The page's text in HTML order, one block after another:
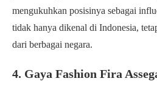
mengukuhkan posisinya sebagai
tidak hanya dikenal di Indonesia,
dari berbagai negara.
4. Gaya Fashion Fira